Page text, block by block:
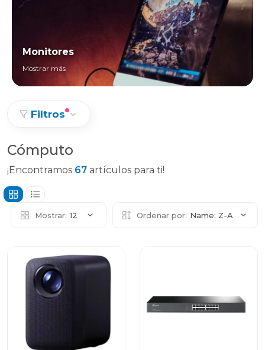
Monitores
Mostrar más
Filtros
Cómputo
¡Encontramos 67 artículos para ti!
Mostrar: 12 Ordenar por: Name: Z-A